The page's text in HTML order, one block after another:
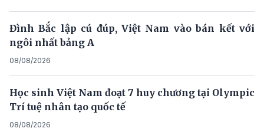
Đình Bắc lập cú đúp, Việt Nam vào bán kết với
ngôi nhất bảng A
08/08/2026
Học sinh Việt Nam đoạt 7 huy chương tại Olympic
Trí tuệ nhân tạo quốc tế
08/08/2026